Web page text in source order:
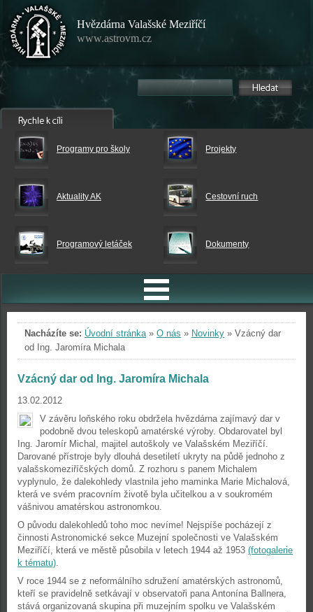
Hvězdárna Valašské Meziříčí
www.astrovm.cz
Programy pro školy Projekty
Aktuality AK Cestovní ruch
Programový letáček Dokumenty
Nacházíte se: Úvodní stránka» O nás » Novinky » Vzácný dar
od Ing. Jaromíra Michala
Vzácný dar od Ing. Jaromíra Michala
13.02.2012
V závěru loňského roku obdržela hvězdárna zajímavý dar v
podobně dvou teleskopů amatérské výroby. Obdarovatel byl
Ing. Jaromír Michal, majitel autoškoly ve Valašském Meziříčí.
Darované přístroje byly dlouhá desetiletí ukryty na půdě jednoho z
valašskomeziříčských domů. Z rozhoru s panem Michalem
vyplynulo, že dalekohledy vlastnila jeho maminka Marie Michalová,
která ve svém pracovním životě byla učitelkou a v soukromém
vášnivou amatérskou astronomkou.
O původu dalekohledů toho moc nevíme! Nejspíše pocházejí z
činnosti Astronomické sekce Muzejní společnosti ve Valašském
Meziříčí, která ve městě působila v letech 1944 až 1953 (fotogalerie
k tématu).
V roce 1944 se z neformálního sdružení amatérských astronomů,
kteří se pravidelně setkávají v observatoři pana Antonína Ballnera,
stává organizovaná skupina při muzejním spolku ve Valašském